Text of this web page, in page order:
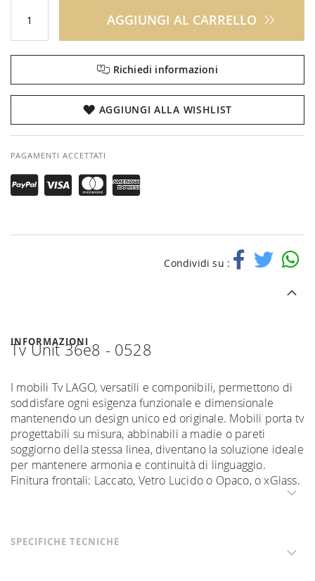
AGGIUNGI AL CARRELLO
Richiedi informazioni
AGGIUNGI ALLA WISHLIST
PAGAMENTI ACCETTATI
Condividi su :
INFORMAZIONI
Tv Unit 36e8 - 0528
I mobili Tv LAGO, versatili e componibili, permettono di
soddisfare ogni esigenza funzionale e dimensionale
mantenendo un design unico ed originale. Mobili porta tv
progettabili su misura, abbinabili a madie o pareti
soggiorno della stessa linea, diventano la soluzione ideale
per mantenere armonia e continuità di linguaggio.
Finitura frontali: Laccato, Vetro Lucido o Opaco, o xGlass.
SPECIFICHE TECNICHE